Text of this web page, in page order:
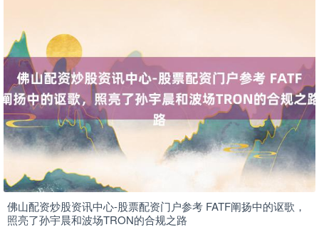
佛山配资炒股资讯中心-股票配资门户参考 FATF阐扬中的讴歌，
照亮了孙宇晨和波场TRON的合规之路